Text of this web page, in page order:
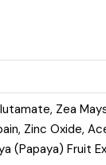
Zea
Zinc Oxide,
(Papaya) Fruit